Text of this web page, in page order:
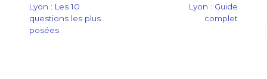
Lyon : Les 10
questions les plus
posées
Lyon : Guide
complet